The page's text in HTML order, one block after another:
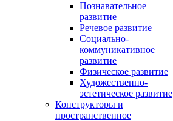
Познавательное
развитие
Речевое развитие
Социально-
коммуникативное
развитие
Физическое развитие
Художественно-
эстетическое развитие
Конструкторы и
пространственное